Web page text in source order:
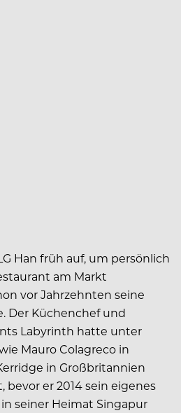
Han früh auf, um persönlich
am Markt
vor Jahrzehnten seine
Der Küchenchef und
Labyrinth hatte unter
Mauro Colagreco in
in Großbritannien
bevor er 2014 sein eigenes
seiner Heimat Singapur